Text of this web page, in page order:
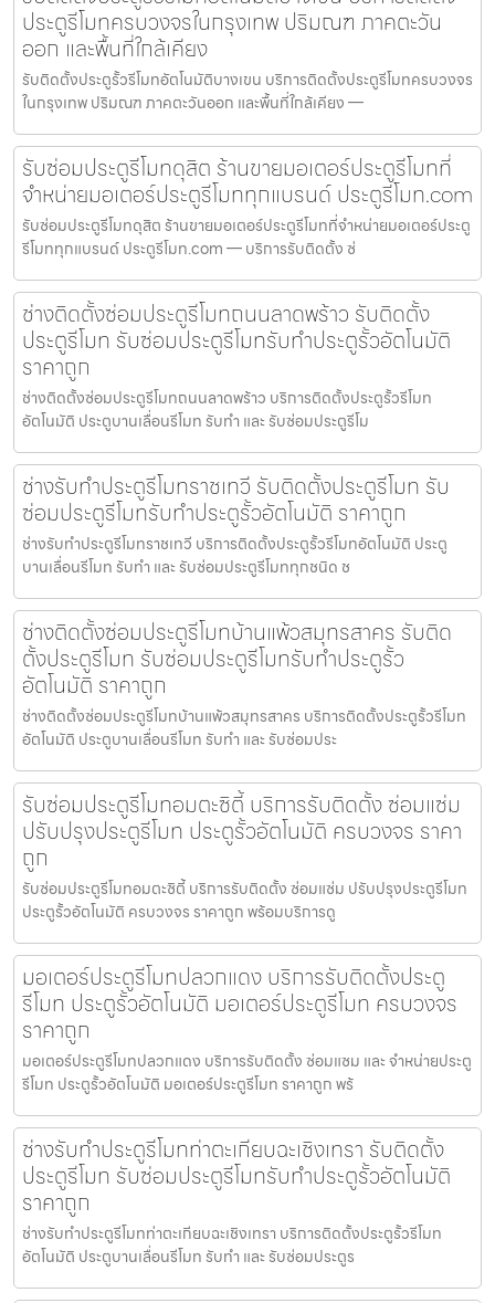
ประตูรีโมทครบวงจรในกรุงเทพ ปริมณฑ ภาคตะวัน
ออก และพื้นที่ใกล้เคียง
รับติดตั้งประตูรั้วรีโมทอัตโนมัติบางเขน บริการติดตั้งประตูรีโมทครบวงจร
ในกรุงเทพ ปริมณฑ ภาคตะวันออก และพื้นที่ใกล้เคียง —
รับซ่อมประตูรีโมทดุสิต ร้านขายมอเตอร์ประตูรีโมทที่
จำหน่ายมอเตอร์ประตูรีโมททุกแบรนด์ ประตูรีโมท.com
รับซ่อมประตูรีโมทดุสิต ร้านขายมอเตอร์ประตูรีโมทที่จำหน่ายมอเตอร์ประตู
รีโมททุกแบรนด์ ประตูรีโมท.com — บริการรับติดตั้ง ซ่
ช่างติดตั้งซ่อมประตูรีโมทถนนลาดพร้าว รับติดตั้ง
ประตูรีโมท รับซ่อมประตูรีโมทรับทำประตูรั้วอัตโนมัติ
ราคาถูก
ช่างติดตั้งซ่อมประตูรีโมทถนนลาดพร้าว บริการติดตั้งประตูรั้วรีโมท
อัตโนมัติ ประตูบานเลื่อนรีโมท รับทำ และ รับซ่อมประตูรีโม
ช่างรับทำประตูรีโมทราชเทวี รับติดตั้งประตูรีโมท รับ
ซ่อมประตูรีโมทรับทำประตูรั้วอัตโนมัติ ราคาถูก
ช่างรับทำประตูรีโมทราชเทวี บริการติดตั้งประตูรั้วรีโมทอัตโนมัติ ประตู
บานเลื่อนรีโมท รับทำ และ รับซ่อมประตูรีโมททุกชนิด ช
ช่างติดตั้งซ่อมประตูรีโมทบ้านแพ้วสมุทรสาคร รับติด
ตั้งประตูรีโมท รับซ่อมประตูรีโมทรับทำประตูรั้ว
อัตโนมัติ ราคาถูก
ช่างติดตั้งซ่อมประตูรีโมทบ้านแพ้วสมุทรสาคร บริการติดตั้งประตูรั้วรีโมท
อัตโนมัติ ประตูบานเลื่อนรีโมท รับทำ และ รับซ่อมประ
รับซ่อมประตูรีโมทอมตะซิตี้ บริการรับติดตั้ง ซ่อมแซ่ม
ปรับปรุงประตูรีโมท ประตูรั้วอัตโนมัติ ครบวงจร ราคา
ถูก
รับซ่อมประตูรีโมทอมตะซิตี้ บริการรับติดตั้ง ซ่อมแซ่ม ปรับปรุงประตูรีโมท
ประตูรั้วอัตโนมัติ ครบวงจร ราคาถูก พร้อมบริการดู
มอเตอร์ประตูรีโมทปลวกแดง บริการรับติดตั้งประตู
รีโมท ประตูรั้วอัตโนมัติ มอเตอร์ประตูรีโมท ครบวงจร
ราคาถูก
มอเตอร์ประตูรีโมทปลวกแดง บริการรับติดตั้ง ซ่อมแซม และ จำหน่ายประตู
รีโมท ประตูรั้วอัตโนมัติ มอเตอร์ประตูรีโมท ราคาถูก พร้
ช่างรับทำประตูรีโมทท่าตะเกียบฉะเชิงเทรา รับติดตั้ง
ประตูรีโมท รับซ่อมประตูรีโมทรับทำประตูรั้วอัตโนมัติ
ราคาถูก
ช่างรับทำประตูรีโมทท่าตะเกียบฉะเชิงเทรา บริการติดตั้งประตูรั้วรีโมท
อัตโนมัติ ประตูบานเลื่อนรีโมท รับทำ และ รับซ่อมประตูร